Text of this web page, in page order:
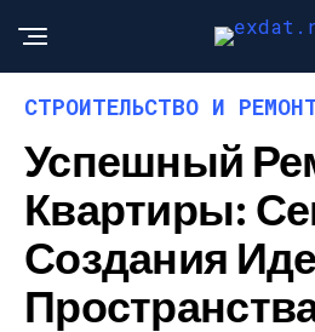
СТРОИТЕЛЬСТВО И
Успешный
Квартиры:
Создания